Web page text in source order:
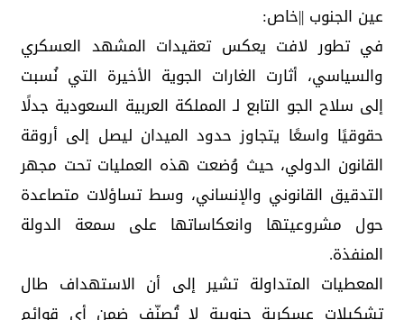
عين الجنوب ||خاص:
في تطور لافت يعكس تعقيدات المشهد العسكري
والسياسي، أثارت الغارات الجوية الأخيرة التي نُسبت
إلى سلاح الجو التابع لـ المملكة العربية السعودية جدلًا
حقوقيًا واسعًا يتجاوز حدود الميدان ليصل إلى أروقة
القانون الدولي، حيث وُضعت هذه العمليات تحت مجهر
التدقيق القانوني والإنساني، وسط تساؤلات متصاعدة
حول مشروعيتها وانعكاساتها على سمعة الدولة
المنفذة.
المعطيات المتداولة تشير إلى أن الاستهداف طال
تشكيلات عسكرية جنوبية لا تُصنّف ضمن أي قوائم